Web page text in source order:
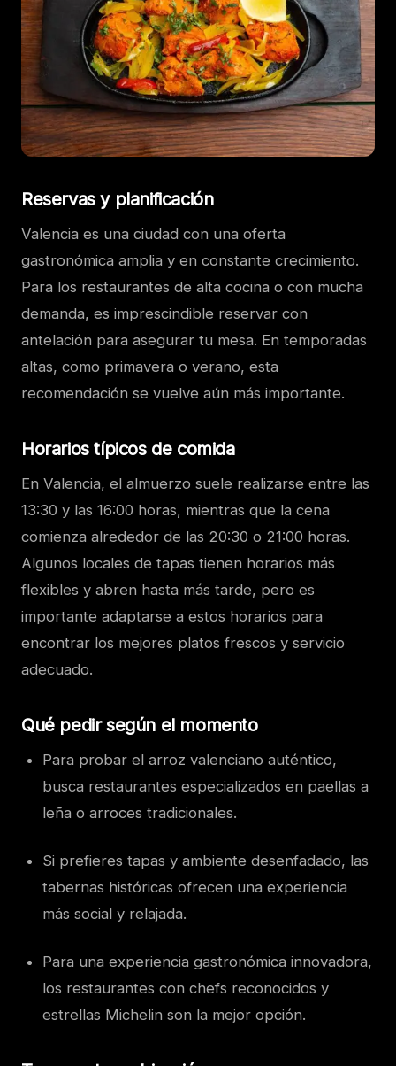
Reservas y planificación
Valencia es una ciudad con una oferta
gastronómica amplia y en constante crecimiento.
Para los restaurantes de alta cocina o con mucha
demanda, es imprescindible reservar con
antelación para asegurar tu mesa. En temporadas
altas, como primavera o verano, esta
recomendación se vuelve aún más importante.
Horarios típicos de comida
En Valencia, el almuerzo suele realizarse entre las
13:30 y las 16:00 horas, mientras que la cena
comienza alrededor de las 20:30 o 21:00 horas.
Algunos locales de tapas tienen horarios más
flexibles y abren hasta más tarde, pero es
importante adaptarse a estos horarios para
encontrar los mejores platos frescos y servicio
adecuado.
Qué pedir según el momento
Para probar el arroz valenciano auténtico,
busca restaurantes especializados en paellas a
leña o arroces tradicionales.
Si prefieres tapas y ambiente desenfadado, las
tabernas históricas ofrecen una experiencia
más social y relajada.
Para una experiencia gastronómica innovadora,
los restaurantes con chefs reconocidos y
estrellas Michelin son la mejor opción.